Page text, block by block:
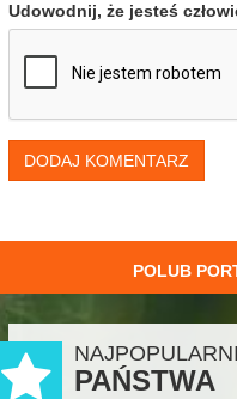
Udowodnij, że jesteś
DODAJ KOMENTARZ
POLUB
PAŃSTWA